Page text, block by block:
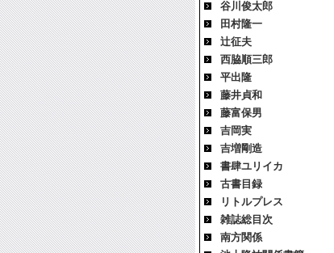
谷川俊太郎
田村隆一
辻征夫
西脇順三郎
平出隆
藤井貞和
藤富保男
吉岡実
吉増剛造
書肆ユリイカ
古書目録
リトルプレス
雑誌総目次
南方関係